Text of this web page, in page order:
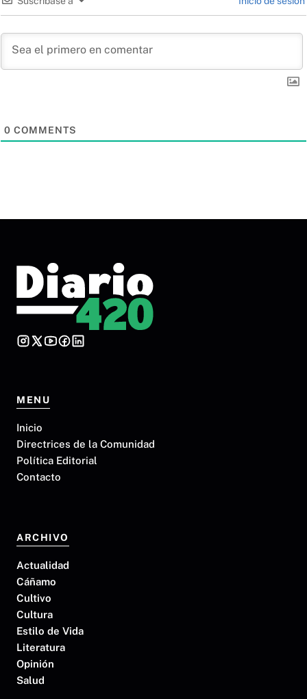
0 COMMENTS
MENU
Inicio
Directrices de la Comunidad
Política Editorial
Contacto
ARCHIVO
Actualidad
Cáñamo
Cultivo
Cultura
Estilo de Vida
Literatura
Opinión
Salud